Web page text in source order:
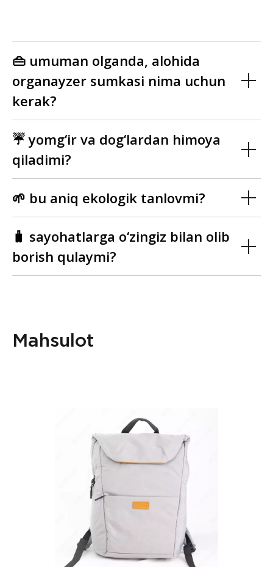
👜 umuman olganda, alohida
organayzer sumkasi nima uchun
kerak?
☔ yomg‘ir va dog‘lardan himoya
qiladimi?
🌱 bu aniq ekologik tanlovmi?
🧳 sayohatlarga o‘zingiz bilan olib
borish qulaymi?
Mahsulot